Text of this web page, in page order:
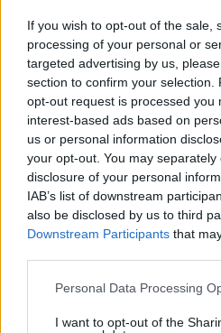
If you wish to opt-out of the sale,
processing of your personal or
targeted advertising by us,
section to confirm your selection.
opt-out request is processed you
interest-based ads based on
us or personal information
your opt-out. You may
disclosure of your personal
IAB’s list of downstream
also be disclosed by us to third
Downstream Participants that
Please note that this website/app
not limited to your visit or usage
Personal Data Processing
I want to opt-out of the
παρευρισκόμενους
απόσταση μεταξύ των
τήρηση καταλόγου που
των πελατών -όπου
μέσα προστασίας
υγιεινή των χεριών.
Κυρώσεις
Για τις παραβάσεις των
διοικητικές κυρώσεις
μπορούν μέσω του